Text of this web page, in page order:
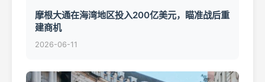
摩根大通在海湾地区投入200亿美元，瞄准战后重
建商机
2026-06-11